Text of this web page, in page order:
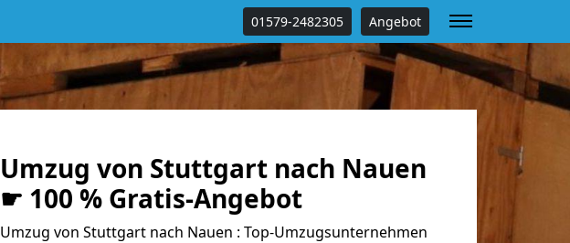
01579-2482305 Angebot
Umzug von Stuttgart nach Nauen
☛ 100 % Gratis-Angebot
Umzug von Stuttgart nach Nauen : Top-Umzugsunternehmen